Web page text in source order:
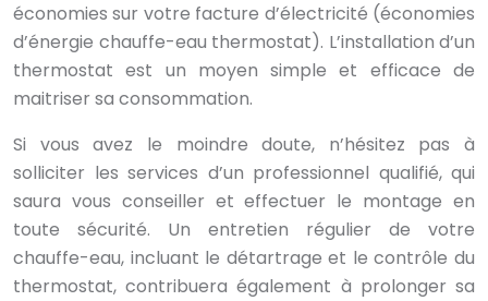
économies sur votre facture d’électricité (économies
d’énergie chauffe-eau thermostat). L’installation d’un
thermostat est un moyen simple et efficace de
maitriser sa consommation.
Si vous avez le moindre doute, n’hésitez pas à
solliciter les services d’un professionnel qualifié, qui
saura vous conseiller et effectuer le montage en
toute sécurité. Un entretien régulier de votre
chauffe-eau, incluant le détartrage et le contrôle du
thermostat, contribuera également à prolonger sa